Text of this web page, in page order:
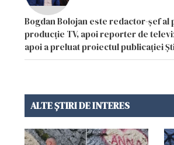
Bogdan Bolojan este redactor-șef al
producție TV, apoi reporter de
apoi a preluat proiectul publicației
ALTE ȘTIRI DE INTERES